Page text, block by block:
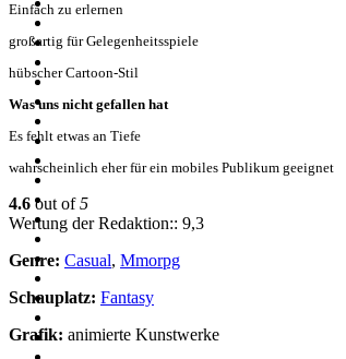
Einfach zu erlernen
großartig für Gelegenheitsspiele
hübscher Cartoon-Stil
Was uns nicht gefallen hat
Es fehlt etwas an Tiefe
wahrscheinlich eher für ein mobiles Publikum geeignet
4.6 out of5
Wertung der Redaktion:: 9,3
Genre: Casual, Mmorpg
Schauplatz: Fantasy
Grafik: animierte Kunstwerke